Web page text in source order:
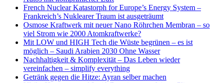
French Nuclear Katastorph for Europe’s Energy System –
Frankreich’s Nuklearer Traum ist ausgeträumt
Osmose Kraftwerk mit neuer Nano Röhrchen Membran – so
viel Strom wie 2000 Atomkraftwerke?
Mit LOW und HIGH Tech die Wüste begrünen – es ist
möglich – Saudi Arabien 2030 Ohne Wasser
Nachhaltigkeit & Komplexität – Das Leben wieder
vereinfachen – simplify everything
Getränk gegen die Hitze: Ayran selber machen